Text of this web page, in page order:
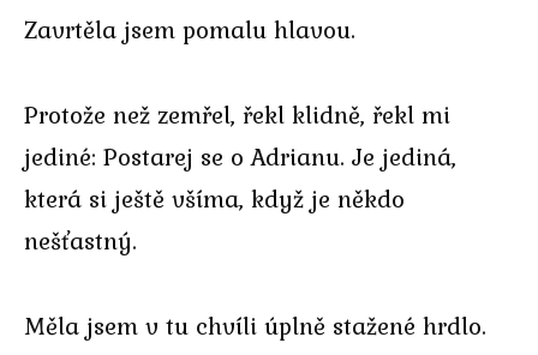
Zavrtěla jsem pomalu hlavou.
Protože než zemřel, řekl klidně, řekl mi
jediné: Postarej se o Adrianu. Je jediná,
která si ještě všíma, když je někdo
nešťastný.
Měla jsem v tu chvíli úplně stažené hrdlo.